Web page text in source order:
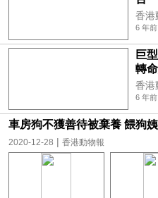
香港
6 年前
巨
轉
香港
6 年前
車房狗不獲善待被棄養 餵狗
2020-12-28 | 香港動物報